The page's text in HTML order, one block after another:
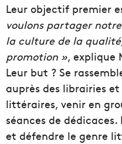
Leur objectif premier
voulons partager
la culture de la
promotion », explique
Leur but ? Se
auprès des librairies
littéraires, venir en
séances de
et défendre le genre